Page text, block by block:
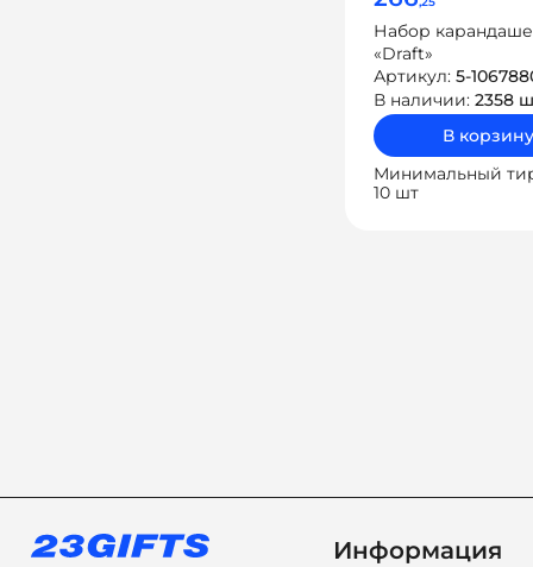
Набор
«Draft»
Артикул: 5-
В наличии: 2358
В корзину
Минимальный
10 шт
Информация